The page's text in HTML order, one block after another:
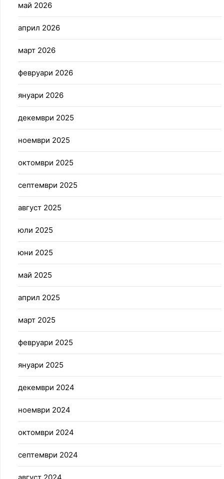
май 2026
април 2026
март 2026
февруари 2026
януари 2026
декември 2025
ноември 2025
октомври 2025
септември 2025
август 2025
юли 2025
юни 2025
май 2025
април 2025
март 2025
февруари 2025
януари 2025
декември 2024
ноември 2024
октомври 2024
септември 2024